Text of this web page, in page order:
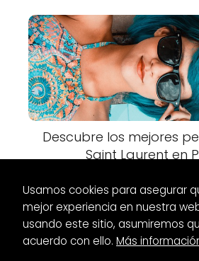
Descubre los mejores
Saint Laurent en
Zapatos de
Usamos cookies para asegurar
mejor experiencia en nuestra
usando este sitio, asumiremos
acuerdo con ello. Más